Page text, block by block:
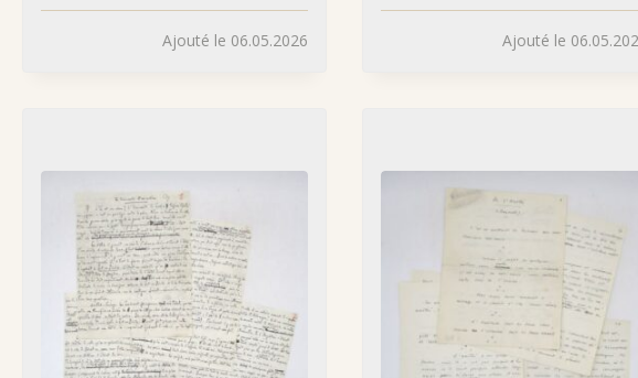
Ajouté le 06.05.2026 Ajouté le